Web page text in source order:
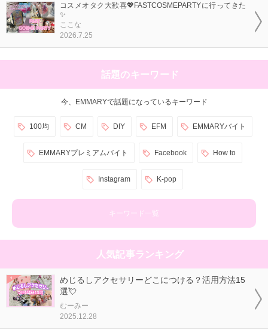
コスメオタク大歓喜💖FASTCOSMEPARTYに行ってきた
✨
ここな
2026.7.25
話題のキーワード
今、EMMARYで話題になっているキーワード
100均 CM DIY EFM EMMARYバイト
EMMARYプレミアムバイト Facebook How to
Instagram K-pop
キーワード一覧
人気記事ランキング
めじるしアクセサリーどこにつける？活用方法15
選💘
むーみー
2025.12.28